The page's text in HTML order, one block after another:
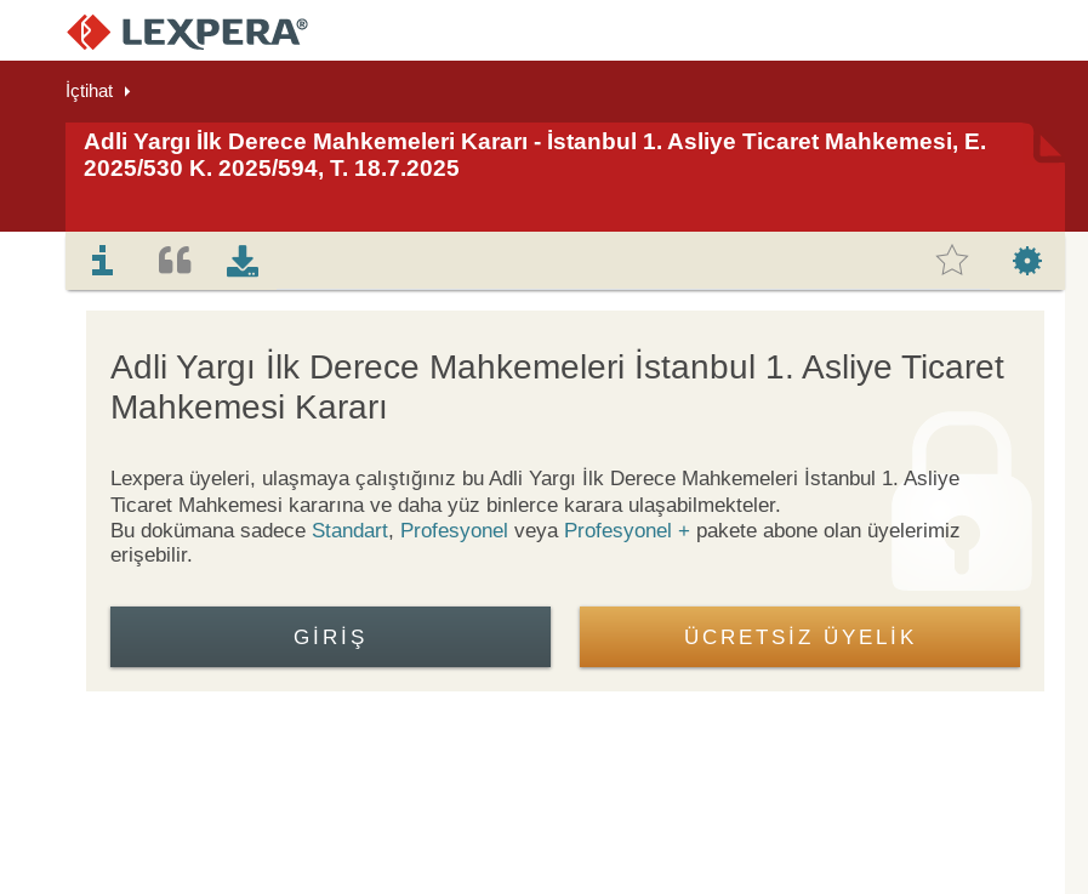
İçtihat
Adli Yargı İlk Derece Mahkemeleri Kararı - İstanbul 1. Asliye Ticaret Mahkemesi, E.
2025/530 K. 2025/594, T. 18.7.2025
Adli Yargı İlk Derece Mahkemeleri İstanbul 1. Asliye Ticaret
Mahkemesi Kararı
Lexpera üyeleri, ulaşmaya çalıştığınız bu Adli Yargı İlk Derece Mahkemeleri İstanbul 1. Asliye
Ticaret Mahkemesi kararına ve daha yüz binlerce karara ulaşabilmekteler.
Bu dokümana sadece Standart, Profesyonel veya Profesyonel + pakete abone olan üyelerimiz
erişebilir.
GIRIŞ ÜCRETSİZ ÜYELİK